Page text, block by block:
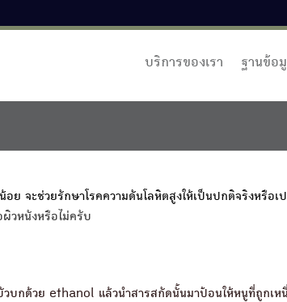
บริการของเรา ฐานข้อ
จะช่วยรักษาโรคความดันโลหิตสูงให้เป็นปกติจริงหรือเ
วหนังหรือไม่ครับ
บกด้วย ethanol แล้วนำสารสกัดนั้นมาป้อนให้หนูที่ถูกเห